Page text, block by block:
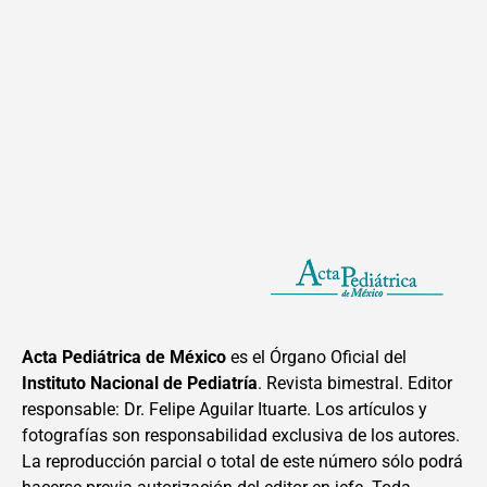
Acta Pediátrica de México es el Órgano Oficial del
Instituto Nacional de Pediatría. Revista bimestral. Editor
responsable: Dr. Felipe Aguilar Ituarte. Los artículos y
fotografías son responsabilidad exclusiva de los autores.
La reproducción parcial o total de este número sólo podrá